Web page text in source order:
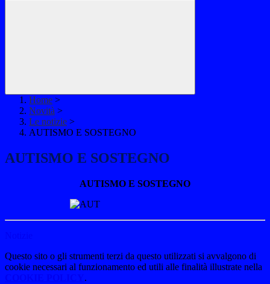
Home >
Novità >
Le notizie >
AUTISMO E SOSTEGNO
AUTISMO E SOSTEGNO
AUTISMO E SOSTEGNO
Questo sito o gli strumenti terzi da questo utilizzati si avvalgono di
cookie necessari al funzionamento ed utili alle finalità illustrate nella
.